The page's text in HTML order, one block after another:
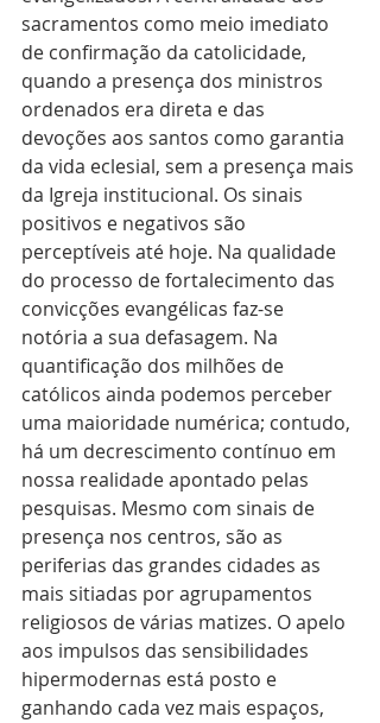
sacramentos como meio imediato
de confirmação da catolicidade,
quando a presença dos ministros
ordenados era direta e das
devoções aos santos como garantia
da vida eclesial, sem a presença mais
da Igreja institucional. Os sinais
positivos e negativos são
perceptíveis até hoje. Na qualidade
do processo de fortalecimento das
convicções evangélicas faz-se
notória a sua defasagem. Na
quantificação dos milhões de
católicos ainda podemos perceber
uma maioridade numérica; contudo,
há um decrescimento contínuo em
nossa realidade apontado pelas
pesquisas. Mesmo com sinais de
presença nos centros, são as
periferias das grandes cidades as
mais sitiadas por agrupamentos
religiosos de várias matizes. O apelo
aos impulsos das sensibilidades
hipermodernas está posto e
ganhando cada vez mais espaços,